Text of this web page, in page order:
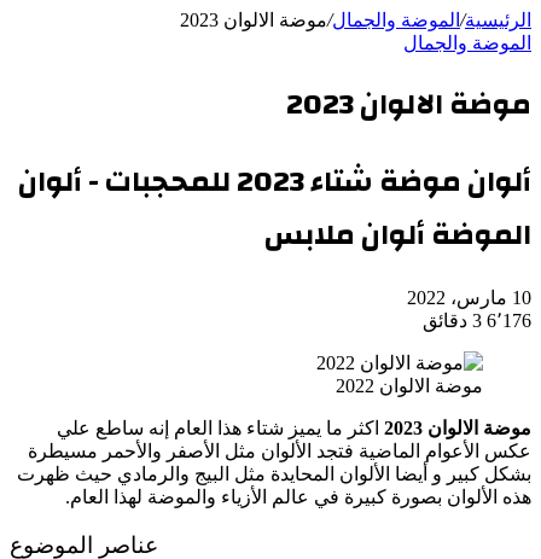
الرئيسية/ الموضة والجمال/موضة الالوان 2023
الموضة والجمال
موضة الالوان 2023
ألوان موضة شتاء 2023 للمحجبات - ألوان
الموضة ألوان ملابس
10 مارس، 2022
6٬176 3 دقائق
موضة الالوان 2022
موضة الالوان 2023 اكثر ما يميز شتاء هذا العام إنه ساطع علي
عكس الأعوام الماضية فتجد الألوان مثل الأصفر والأحمر مسيطرة
بشكل كبير و أيضا الألوان المحايدة مثل البيج والرمادي حيث ظهرت
هذه الألوان بصورة كبيرة في عالم الأزياء والموضة لهذا العام.
عناصر الموضوع